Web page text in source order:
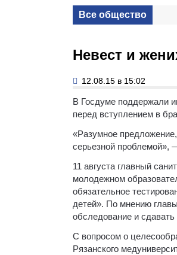
Все общество
Невест и
12.08.15 в 15:02
В Госдуме поддержали
перед вступлением в
«Разумное
серьезной проблемой»,
11 августа главный
молодежном
обязательное
детей». По мнению
обследование и сдавать
С вопросом о
Рязанского